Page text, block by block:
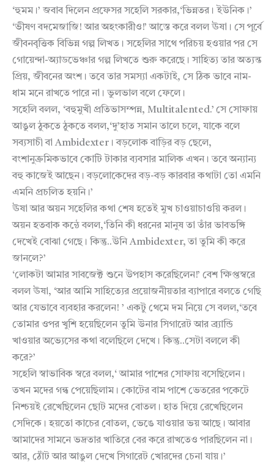
‘হুমম।’ জবাব দিলেন প্রফেসর সহেলি সরকার,‘ভিন্নতর। ইউনিক।’
‘ভীষণ বদমেজাজি! আর অহংকারীও!’ আস্তে করে বলল ঊষা। সে পূর্বে
জীবনবৃত্তিক বিভিন্ন গল্প লিখত। সহেলির সাথে পরিচয় হওয়ার পর সে
গোয়েন্দা-অ্যাডভেঞ্চার গল্প লিখতে শুরু করেছে। সাহিত্য তার অত্যন্ত
প্রিয়, জীবনের অংশ। তবে তার সমস্যা একটাই, সে ঠিক ভাবে নাম-
ধাম মনে রাখতে পারে না। ভুলভাল বলে ফেলে।
সহেলি বলল, ‘বহুমুখী প্রতিভাসম্পন্ন, Multitalented.’ সে সোফায়
আঙুল ঠুকতে ঠুকতে বলল,‘দু’হাত সমান তালে চলে, যাকে বলে
সব্যসাচী বা Ambidexter। বড়লোক বাড়ির বড় ছেলে,
বংশানুক্রমিকভাবে কোটি টাকার ব্যবসার মালিক এখন। তবে অন্যান্য
বহু কাজেই আছেন। বড়লোকেদের বড়-বড় কারবার কথাটা তো এমনি
এমনি প্রচলিত হয়নি।’
ঊষা আর অয়ন সহেলির কথা শেষ হতেই মুখ চাওয়াচাওয়ি করল।
অয়ন হতবাক কন্ঠে বলল,‘তিনি কী ধরনের মানুষ তা তাঁর ভাবভঙ্গি
দেখেই বোঝা গেছে। কিন্তু..উনি Ambidexter, তা তুমি কী করে
জানলে?’
‘লোকটা আমার সাবজেক্ট শুনে উপহাস করেছিলেন!’ বেশ ক্ষিপ্তস্বরে
বলল ঊষা, ‘আর আমি সাহিত্যের প্রয়োজনীয়তার ব্যাপারে বলতে গেছি
আর যেভাবে ব্যবহার করলেন! ’ একটু থেমে দম নিয়ে সে বলল,‘তবে
তোমার ওপর খুশি হয়েছিলেন তুমি উনার সিগারেট আর ব্র্যান্ডি
খাওয়ার অভ্যেসের কথা বলেছিলে দেখে। কিন্তু..সেটা বললে কী
করে?’
সহেলি স্বাভাবিক স্বরে বলল,‘ আমার পাশের সোফায় বসেছিলেন।
তখন মদের গন্ধ পেয়েছিলাম। কোটের বাম পাশে ভেতরের পকেটে
নিশ্চয়ই রেখেছিলেন ছোট মদের বোতল। হাত দিয়ে রেখেছিলেন
সেদিকে। হয়তো কাচের বোতল, ভেঙে যাওয়ার ভয় আছে। আবার
আমাদের সামনে ভদ্রতার খাতিরে বের করে রাখতেও পারছিলেন না।
আর, ঠোঁট আর আঙুল দেখে সিগারেট খোরদের চেনা যায়।’